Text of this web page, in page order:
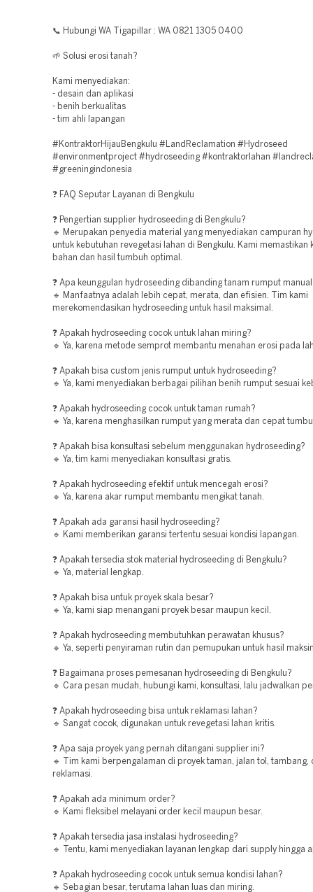
📞 Hubungi WA Tigapillar : WA 0821 1305 0400
🌱 Solusi erosi tanah?
Kami menyediakan:
- desain dan aplikasi
- benih berkualitas
- tim ahli lapangan
#KontraktorHijauBengkulu #LandReclamation #Hydroseed
#environmentproject #hydroseeding #kontraktorlahan
#greeningindonesia
❓ FAQ Seputar Layanan di Bengkulu
❓ Pengertian supplier hydroseeding di Bengkulu?
🔹 Merupakan penyedia material yang menyediakan campuran
untuk kebutuhan revegetasi lahan di Bengkulu. Kami memastikan
bahan dan hasil tumbuh optimal.
❓ Apa keunggulan hydroseeding dibanding tanam rumput
🔹 Manfaatnya adalah lebih cepat, merata, dan efisien. Tim kami
merekomendasikan hydroseeding untuk hasil maksimal.
❓ Apakah hydroseeding cocok untuk lahan miring?
🔹 Ya, karena metode semprot membantu menahan erosi pada
❓ Apakah bisa custom jenis rumput untuk hydroseeding?
🔹 Ya, kami menyediakan berbagai pilihan benih rumput sesuai
❓ Apakah hydroseeding cocok untuk taman rumah?
🔹 Ya, karena menghasilkan rumput yang merata dan cepat
❓ Apakah bisa konsultasi sebelum menggunakan hydroseeding?
🔹 Ya, tim kami menyediakan konsultasi gratis.
❓ Apakah hydroseeding efektif untuk mencegah erosi?
🔹 Ya, karena akar rumput membantu mengikat tanah.
❓ Apakah ada garansi hasil hydroseeding?
🔹 Kami memberikan garansi tertentu sesuai kondisi lapangan.
❓ Apakah tersedia stok material hydroseeding di Bengkulu?
🔹 Ya, material lengkap.
❓ Apakah bisa untuk proyek skala besar?
🔹 Ya, kami siap menangani proyek besar maupun kecil.
❓ Apakah hydroseeding membutuhkan perawatan khusus?
🔹 Ya, seperti penyiraman rutin dan pemupukan untuk hasil
❓ Bagaimana proses pemesanan hydroseeding di Bengkulu?
🔹 Cara pesan mudah, hubungi kami, konsultasi, lalu jadwalkan
❓ Apakah hydroseeding bisa untuk reklamasi lahan?
🔹 Sangat cocok, digunakan untuk revegetasi lahan kritis.
❓ Apa saja proyek yang pernah ditangani supplier ini?
🔹 Tim kami berpengalaman di proyek taman, jalan tol, tambang,
reklamasi.
❓ Apakah ada minimum order?
🔹 Kami fleksibel melayani order kecil maupun besar.
❓ Apakah tersedia jasa instalasi hydroseeding?
🔹 Tentu, kami menyediakan layanan lengkap dari supply hingga
❓ Apakah hydroseeding cocok untuk semua kondisi lahan?
🔹 Sebagian besar, terutama lahan luas dan miring.